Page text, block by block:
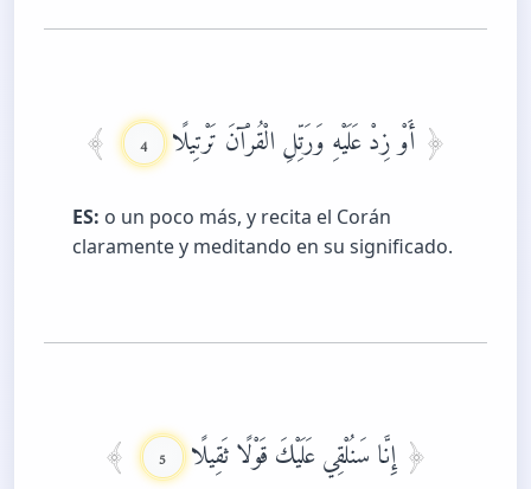
أَوْ زِدْ عَلَيْهِ وَرَتِّلِ الْقُرْآنَ تَرْتِيلًا 4
ES: o un poco más, y recita el Corán
claramente y meditando en su significado.
إِنَّا سَنُلْقِي عَلَيْكَ قَوْلًا ثَقِيلًا 5